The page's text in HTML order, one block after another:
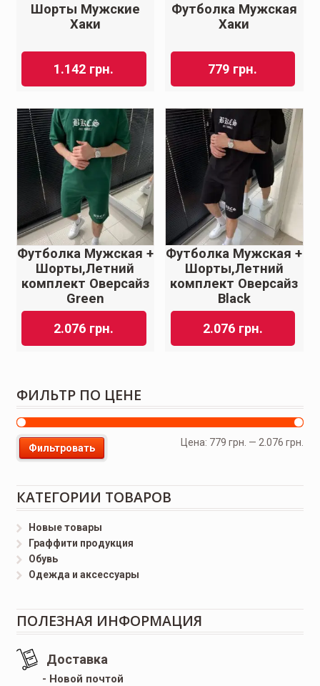
Шорты Мужские
Хаки
1.142 грн.
Футболка Мужская
Хаки
779 грн.
Футболка Мужская +
Шорты,Летний
комплект Оверсайз
Green
2.076 грн.
Футболка Мужская +
Шорты,Летний
комплект Оверсайз
Black
2.076 грн.
ФИЛЬТР ПО ЦЕНЕ
Фильтровать
Цена: 779 грн. — 2.076 грн.
КАТЕГОРИИ ТОВАРОВ
Новые товары
Граффити продукция
Обувь
Одежда и аксессуары
ПОЛЕЗНАЯ ИНФОРМАЦИЯ
Доставка
- Новой почтой